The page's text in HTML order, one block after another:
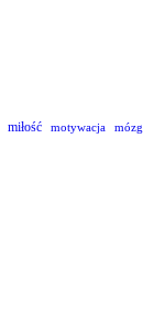
miłość motywacja mózg